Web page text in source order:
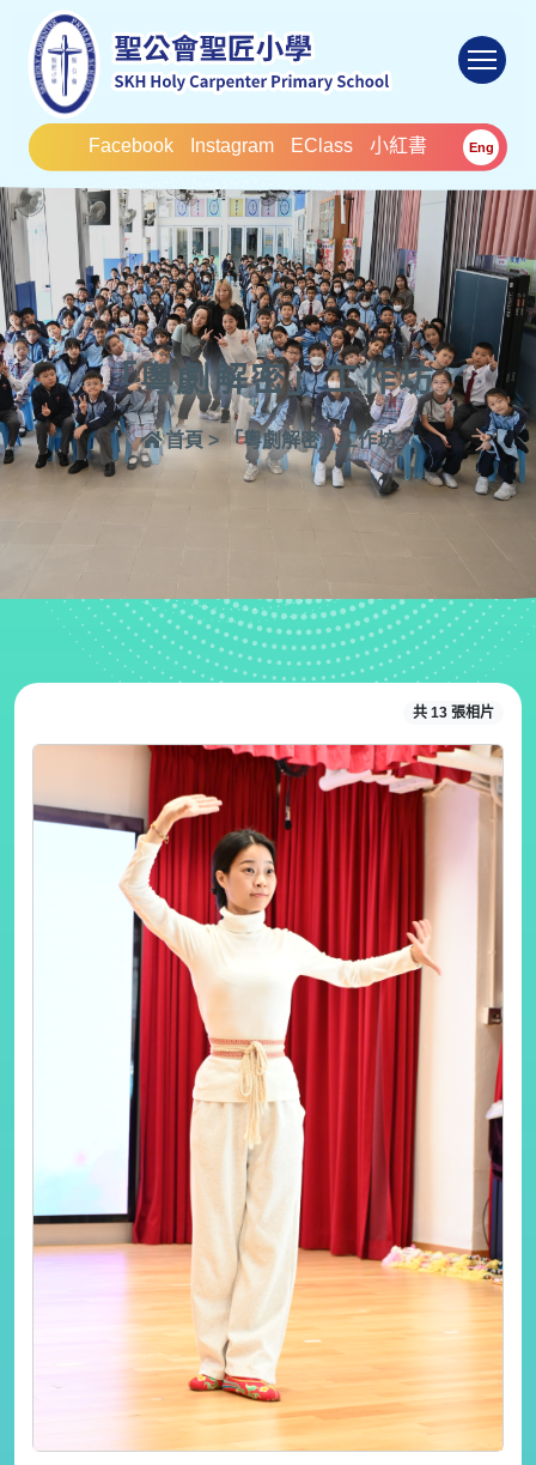
Facebook Instagram EClass 小紅書 Eng
「粵劇解密」工作坊
首頁 > 「粵劇解密」工作坊
共 13 張相片